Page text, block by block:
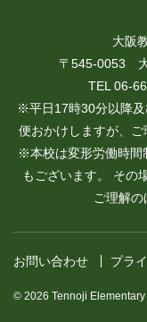
大阪
〒545-0053
TEL 06-
※平日17時30分以降及
便おかけしますが、ご
※本校は変形労働時間
もございます。 その
ご理解の
お問い合わせ プラ
© 2026 Tennoji Elementary